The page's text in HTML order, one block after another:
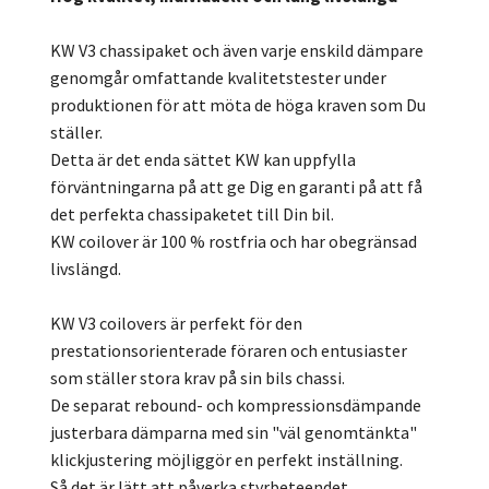
KW V3 chassipaket och även varje enskild dämpare
genomgår omfattande kvalitetstester under
produktionen för att möta de höga kraven som Du
ställer.
Detta är det enda sättet KW kan uppfylla
förväntningarna på att ge Dig en garanti på att få
det perfekta chassipaketet till Din bil.
KW coilover är 100 % rostfria och har obegränsad
livslängd.
KW V3 coilovers är perfekt för den
prestationsorienterade föraren och entusiaster
som ställer stora krav på sin bils chassi.
De separat rebound- och kompressionsdämpande
justerbara dämparna med sin "väl genomtänkta"
klickjustering möjliggör en perfekt inställning.